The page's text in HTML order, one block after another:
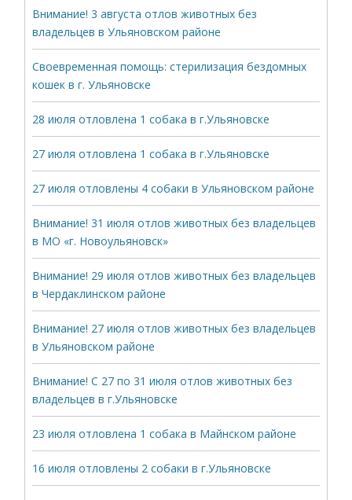
Внимание! 3 августа отлов животных без
владельцев в Ульяновском районе
Своевременная помощь: стерилизация бездомных
кошек в г. Ульяновске
28 июля отловлена 1 собака в г.Ульяновске
27 июля отловлена 1 собака в г.Ульяновске
27 июля отловлены 4 собаки в Ульяновском районе
Внимание! 31 июля отлов животных без владельцев
в МО «г. Новоульяновск»
Внимание! 29 июля отлов животных без владельцев
в Чердаклинском районе
Внимание! 27 июля отлов животных без владельцев
в Ульяновском районе
Внимание! С 27 по 31 июля отлов животных без
владельцев в г.Ульяновске
23 июля отловлена 1 собака в Майнском районе
16 июля отловлены 2 собаки в г.Ульяновске